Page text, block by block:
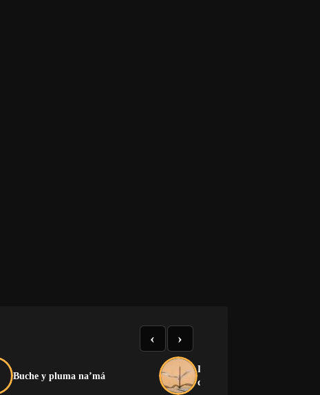
Buche y pluma na’má
La crítica que no devora: el
dilema de la oposición
‹ ›